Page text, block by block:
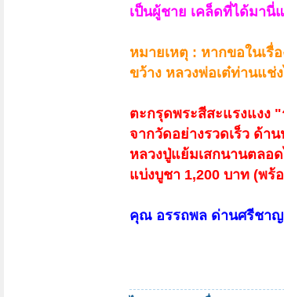
เป็นผู้ชาย เคล็ดที่ได้มานี่
หมายเหตุ : หากขอในเรื่
ขว้าง หลวงพ่อเต๋ท่านแช่
ตะกรุดพระสีสะแรงแงง
จากวัดอย่างรวดเร็ว ด้า
หลวงปู่แย้มเสกนานตลอ
แบ่งบูชา 1,200 บาท (พร้
คุณ อรรถพล ด่านศรีชาญ